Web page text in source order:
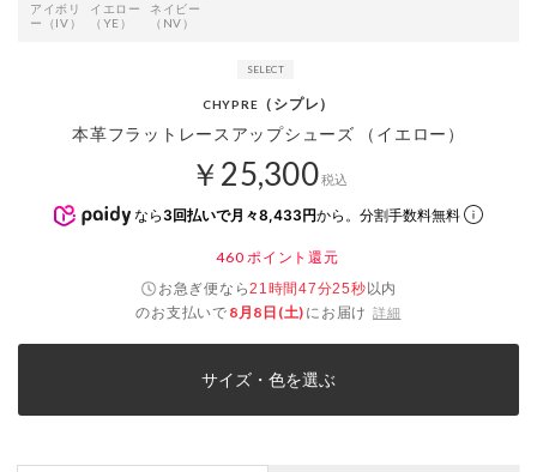
アイボリ
ー（IV）
イエロー
（YE）
ネイビー
（NV）
CHYPRE （シプレ）
本革フラットレースアップシューズ （イエロー）
￥25,300税込
なら 3回払いで月々8,433円から。分割手数料無料
460 ポイント還元
お急ぎ便なら21時間47分24秒以内
のお支払いで 8月8日(土) にお届け 詳細
サイズ・色を選ぶ